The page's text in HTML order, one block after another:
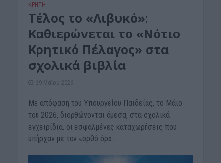
ΚΡΗΤΗ
Τέλος το «Λιβυκό»:
Καθιερώνεται το «Νότιο
Κρητικό Πέλαγος» στα
σχολικά βιβλία
29 Μαΐου 2026
Με απόφαση του Υπουργείου Παιδείας, το Μάιο
του 2026, διορθώνονται άμεσα, στα σχολικά
εγχειρίδια, οι εσφαλμένες καταχωρήσεις που
υπήρχαν με τον «ορθό όρο...